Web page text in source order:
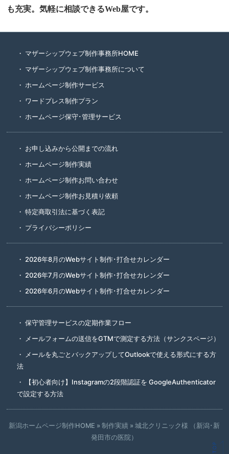
も充実。気軽に相談できるWeb屋です。
マザーシップウェブ制作事務所HOME
マザーシップウェブ制作事務所について
ホームページ制作サービス
ワードプレス制作プラン
ホームページ保守･管理サービス
お申し込みから公開までの流れ
ホームページ制作実績
ホームページ制作お問い合わせ
ホームページ制作お見積り依頼
特定商取引法に基づく表記
プライバシーポリシー
2026年8月のWebサイト制作･打合せカレンダー
2026年7月のWebサイト制作･打合せカレンダー
2026年6月のWebサイト制作･打合せカレンダー
保守管理サービスの定期作業フロー
メールフォームの送信をGTMで測定する方法（サンクスページ）
メールを丸ごとバックアップしてOutlookで使える形式にする方
法
【初心者向け】Instagramの2段階認証を GoogleAuthenticator
で設定する方法
新潟ホームページ制作HOME »制作実績 »城北クリニック様 （新潟･新
発田市の医院）